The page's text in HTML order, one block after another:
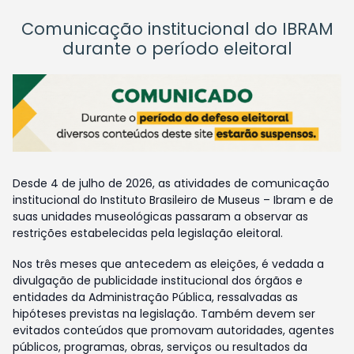
Comunicação institucional do IBRAM
durante o período eleitoral
Desde 4 de julho de 2026, as atividades de comunicação
institucional do Instituto Brasileiro de Museus – Ibram e de
suas unidades museológicas passaram a observar as
restrições estabelecidas pela legislação eleitoral.
Nos três meses que antecedem as eleições, é vedada a
divulgação de publicidade institucional dos órgãos e
entidades da Administração Pública, ressalvadas as
hipóteses previstas na legislação. Também devem ser
evitados conteúdos que promovam autoridades, agentes
públicos, programas, obras, serviços ou resultados da